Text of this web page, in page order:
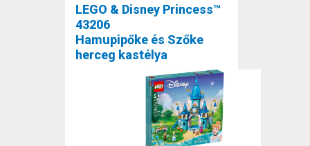
LEGO & Disney Princess™
43206
Hamupipőke és Szőke
herceg kastélya